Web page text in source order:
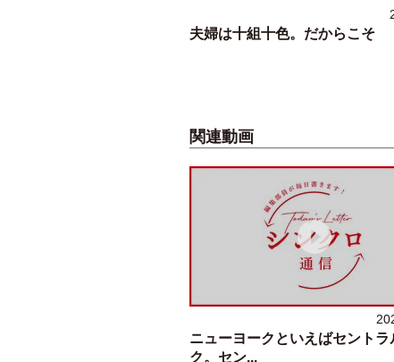
夫婦は十組十色。だからこそ
関連動画
ニューヨークといえばセントラ
ク。セン...